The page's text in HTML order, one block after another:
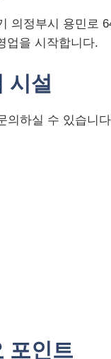
의정부시 용민로
업을 시작합니다.
시설
의하실 수 있습니
포인트